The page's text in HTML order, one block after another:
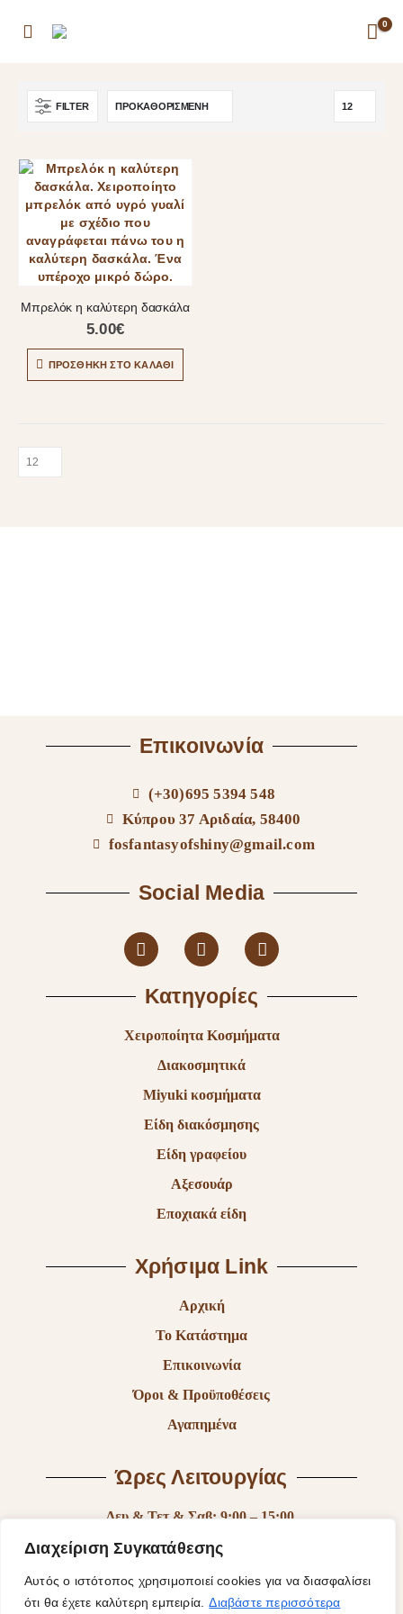
Διαχείριση Συγκατάθεσης
Αυτός ο ιστότοπος χρησιμοποιεί cookies για να διασφαλίσει
ότι θα έχετε καλύτερη εμπειρία. Διαβάστε περισσότερα
0
FILTER
Μπρελόκ η καλύτερη δασκάλα
5.00€
ΠΡΟΣΘΉΚΗ ΣΤΟ ΚΑΛΆΘΙ
Επικοινωνία
(+30)695 5394 548
Κύπρου 37 Αριδαία, 58400
fosfantasyofshiny@gmail.com
Social Media
Κατηγορίες
Χειροποίητα Κοσμήματα
Διακοσμητικά
Miyuki κοσμήματα
Είδη διακόσμησης
Είδη γραφείου
Αξεσουάρ
Εποχιακά είδη
Χρήσιμα Link
Αρχική
Το Κατάστημα
Επικοινωνία
Όροι & Προϋποθέσεις
Αγαπημένα
Ώρες Λειτουργίας
Δευ & Τετ & Σαβ: 9:00 – 15:00
Τρι & Παρ: 9:00 – 14:30 & 17:30-21:00
Πεμ: 9:00-18:00
Κυρ: Κλειστά